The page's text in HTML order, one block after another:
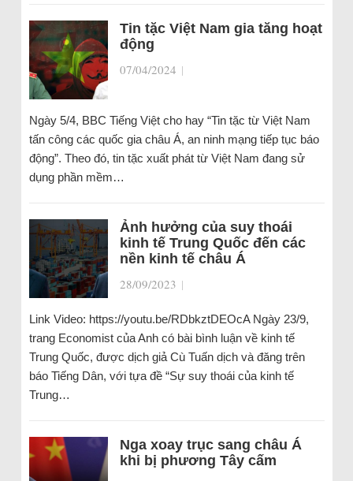
Tin tặc Việt Nam gia tăng hoạt
động
07/04/2024 |
Ngày 5/4, BBC Tiếng Việt cho hay “Tin tặc từ Việt Nam
tấn công các quốc gia châu Á, an ninh mạng tiếp tục báo
động”. Theo đó, tin tặc xuất phát từ Việt Nam đang sử
dụng phần mềm…
Ảnh hưởng của suy thoái
kinh tế Trung Quốc đến các
nền kinh tế châu Á
28/09/2023 |
Link Video: https://youtu.be/RDbkztDEOcA Ngày 23/9,
trang Economist của Anh có bài bình luận về kinh tế
Trung Quốc, được dịch giả Cù Tuấn dịch và đăng trên
báo Tiếng Dân, với tựa đề “Sự suy thoái của kinh tế
Trung…
Nga xoay trục sang châu Á
khi bị phương Tây cấm